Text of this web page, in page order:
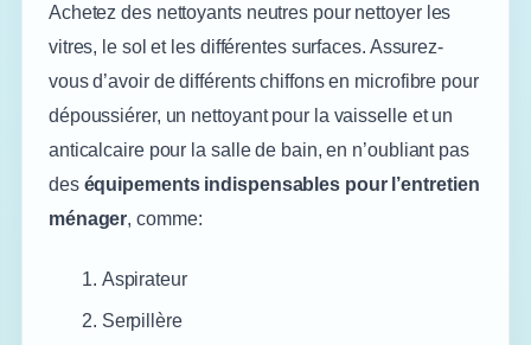
Achetez des nettoyants neutres pour nettoyer les
vitres, le sol et les différentes surfaces. Assurez-
vous d’avoir de différents chiffons en microfibre pour
dépoussiérer, un nettoyant pour la vaisselle et un
anticalcaire pour la salle de bain, en n’oubliant pas
deséquipements indispensables pour l’entretien
ménager, comme:
Aspirateur
Serpillère